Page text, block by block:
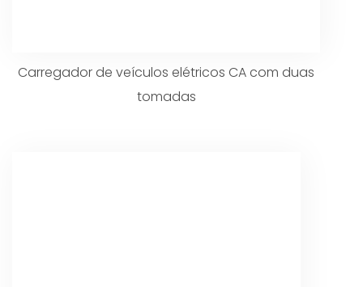
Carregador de veículos elétricos CA com duas
tomadas